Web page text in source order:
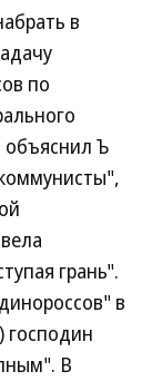
в
по
объяснил Ъ
грань".
в
В